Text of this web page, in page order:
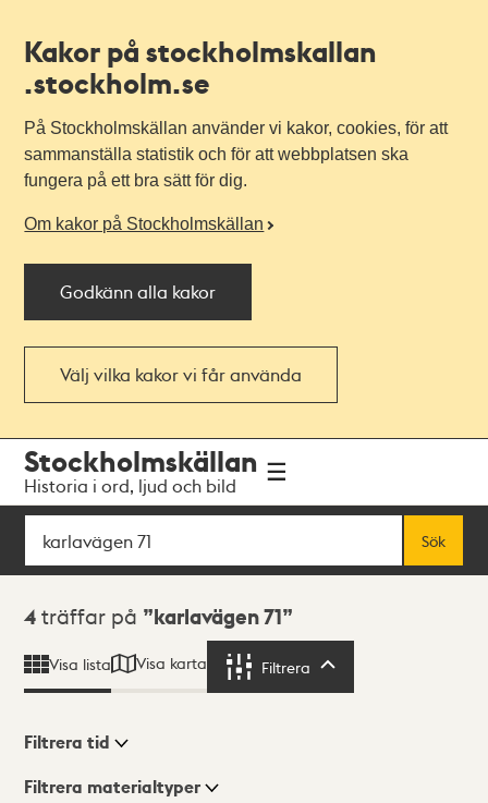
Kakor på stockholmskallan
.stockholm.se
På Stockholmskällan använder vi kakor, cookies, för att
sammanställa statistik och för att webbplatsen ska
fungera på ett bra sätt för dig.
Om kakor på Stockholmskällan
Godkänn alla kakor
Välj vilka kakor vi får använda
navigationen
huvudinnehållet
Stockholmskällan
Historia i ord, ljud och bild
Sök
Sök
Sökresultat
4 träffar på karlavägen 71
Visa lista Visa karta Filtrera
Visningsläge
Filtrera tid
Filtrera materialtyper